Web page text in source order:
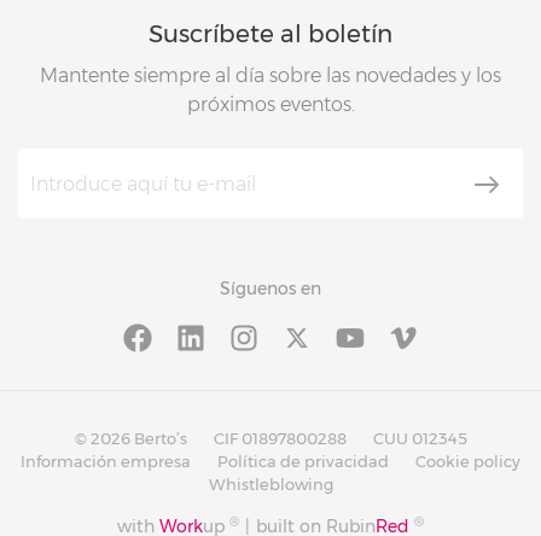
Suscríbete al boletín
Mantente siempre al día sobre las novedades y los
próximos eventos.
Síguenos en
© 2026 Berto’s CIF 01897800288
CUU 012345
Información empresa
Política de privacidad
Cookie policy
Whistleblowing
with Workup ® built on RubinRed ®